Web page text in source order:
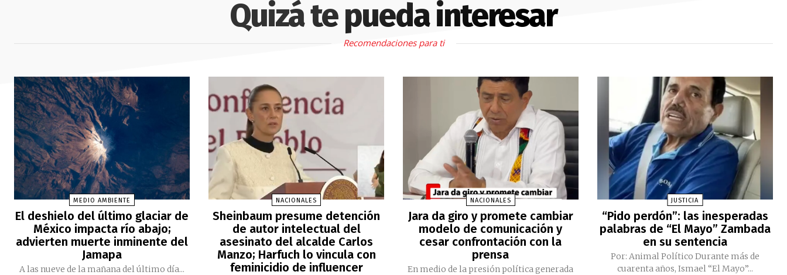
Quizá te pueda interesar
Recomendaciones para ti
MEDIO AMBIENTE
El deshielo del último glaciar de
México impacta río abajo;
advierten muerte inminente del
Jamapa
A las nueve de la mañana del último día...
NACIONALES
Sheinbaum presume detención
de autor intelectual del
asesinato del alcalde Carlos
Manzo; Harfuch lo vincula con
feminicidio de influencer
NACIONALES
Jara da giro y promete cambiar
modelo de comunicación y
cesar confrontación con la
prensa
En medio de la presión política generada
JUSTICIA
“Pido perdón”: las inesperadas
palabras de “El Mayo” Zambada
en su sentencia
Por: Animal Político Durante más de
cuarenta años, Ismael “El Mayo”...